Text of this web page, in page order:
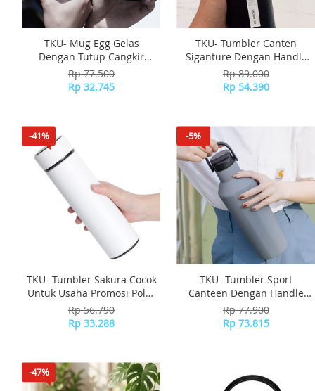
TKU- Mug Egg Gelas
Dengan Tutup Cangkir
Gelas Minuman Dingin
Minuman Panas Teh Kopi
Susu Jus TSME309
Rp 77.500
Rp 32.745
TKU- Tumbler Canten
Siganture Dengan Handle
Pegangan 500ml Bisa
Minum Langsung Dari
Tutup TCS306 Bottles
Rp 89.000
Rp 54.390
-41%
TKU- Tumbler Sakura Cocok
Untuk Usaha Promosi Polos
Botol Minum Dengan
Saringan Didalam Tumbler
Minimalis TSS308
Rp 56.790
Rp 33.288
-5%
TKU- Tumbler Sport
Canteen Dengan Handle
Pegangan Model Slim
Dengan Tutup Mudah
Dibuka Tutup Mudah Untuk
jalan TSSP505
Rp 77.900
Rp 73.815
-47%